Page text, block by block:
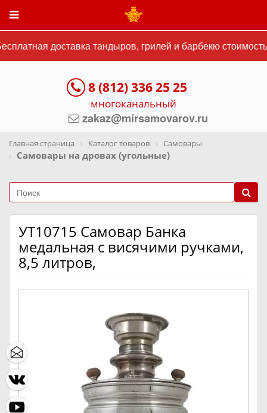
доставка тандыров, грилей и барбекю
8 (812) 336 25 25
многоканальный
zakaz@mirsamovarov.ru
Главная страница Каталог товаров Самовары
Самовары на дровах (угольные)
УТ10715 Самовар Банка
медальная с висячими ручками,
8,5 литров,